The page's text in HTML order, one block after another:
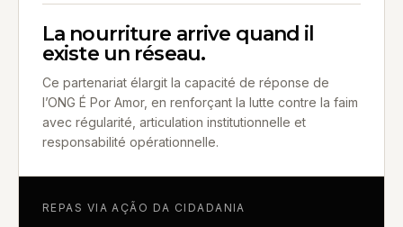
La nourriture arrive quand il
existe un réseau.
Ce partenariat élargit la capacité de réponse de
l’ONG É Por Amor, en renforçant la lutte contre la faim
avec régularité, articulation institutionnelle et
responsabilité opérationnelle.
REPAS VIA AÇÃO DA CIDADANIA